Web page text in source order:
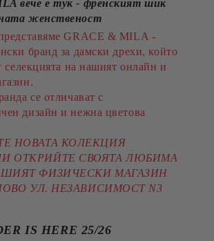
вече е тук - френският шик
женственост
GRACE & MILA -
бранд за дамски дрехи, който
селекцията на нашият онлайн и
се отличават с
дизайн и нежна цветова
НОВАТА КОЛЕКЦИЯ
ОТКРИЙТЕ СВОЯТА ЛЮБИМА
ФИЗИЧЕСКИ МАГАЗИН
УЛ. НЕЗАВИСИМОСТ N3
IS HERE 25/26